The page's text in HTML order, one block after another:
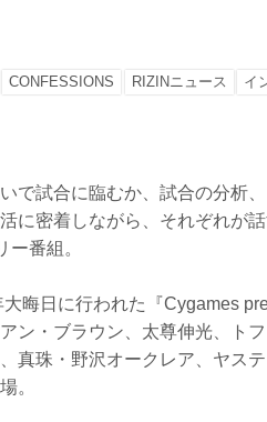
CONFESSIONS RIZINニュース イ
で試合に臨むか、試合の分析
に密着しながら、それぞれが
番組。
晦日に行われた『Cygames
ン・ブラウン、太尊伸光、ト
真珠・野沢オークレア、ヤス
。